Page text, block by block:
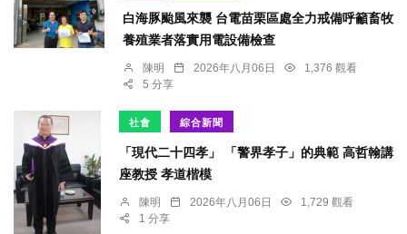
白海豚颱風來襲 台電苗栗區處全力戒備呼籲畜牧
養殖業者落實用電設備檢查
陳明 2026年八月06日
1,376 觀看
5 分享
社會 綜合新聞
「現代二十四孝」 「警界孝子」的典範 高哲翰講
座教授 孝道楷模
陳明 2026年八月06日
1,729 觀看
1 分享